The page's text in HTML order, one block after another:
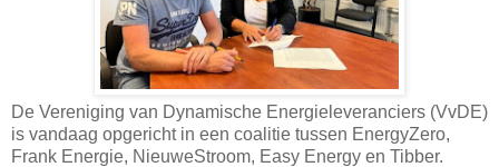
De Vereniging van Dynamische Energieleveranciers (VvDE)
is vandaag opgericht in een coalitie tussen EnergyZero,
Frank Energie, NieuweStroom, Easy Energy en Tibber.